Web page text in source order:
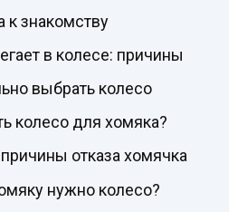
к знакомству
в колесе: причины
выбрать колесо
колесо для хомяка?
отказа хомячка
нужно колесо?